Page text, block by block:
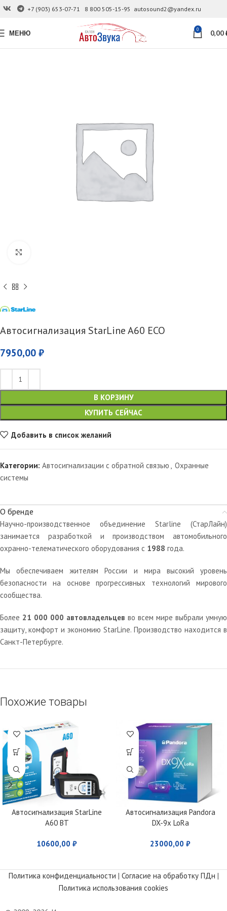
+7 (903) 653-07-71 8 800 505-15-95 autosound2@yandex.ru
МЕНЮ 0 0,00
Автосигнализация StarLine A60 ECO
7950,00 ₽
В КОРЗИНУ
КУПИТЬ СЕЙЧАС
Добавить в список желаний
Категории: Автосигнализации с обратной связью , Охранные
системы
О бренде
Научно-производственное объединение Starline (СтарЛайн)
занимается разработкой и производством автомобильного
охранно-телематического оборудования с 1988 года.
Мы обеспечиваем жителям России и мира высокий уровень
безопасности на основе прогрессивных технологий мирового
сообщества.
Более 21 000 000 автовладельцев во всем мире выбрали умную
защиту, комфорт и экономию StarLine. Производство находится в
Санкт-Петербурге.
Похожие товары
Автосигнализация StarLine
A60 BT
10600,00 ₽
Автосигнализация Pandora
DX-9x LoRa
23000,00 ₽
Политика конфиденциальности | Согласие на обработку ПДн |
Политика использования cookies